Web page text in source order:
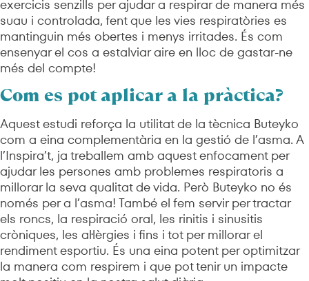
exercicis senzills per ajudar a respirar de manera més
suau i controlada, fent que les vies respiratòries es
mantinguin més obertes i menys irritades. És com
ensenyar el cos a estalviar aire en lloc de gastar-ne
més del compte!
Com es pot aplicar a la pràctica?
Aquest estudi reforça la utilitat de la tècnica Buteyko
com a eina complementària en la gestió de l’asma. A
l’Inspira’t, ja treballem amb aquest enfocament per
ajudar les persones amb problemes respiratoris a
millorar la seva qualitat de vida. Però Buteyko no és
només per a l’asma! També el fem servir per tractar
els roncs, la respiració oral, les rinitis i sinusitis
cròniques, les al·lèrgies i fins i tot per millorar el
rendiment esportiu. És una eina potent per optimitzar
la manera com respirem i que pot tenir un impacte